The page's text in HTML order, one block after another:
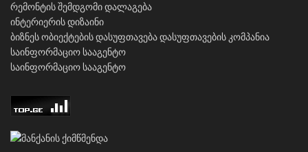
რემონტის შემდგომი დალაგება
ინტერიერის დიზაინი
ბიზნეს ობიექტების დასუფთავებადასუფთავების კომპანია
საინფორმაციო სააგენტო
საინფორმაციო სააგენტო